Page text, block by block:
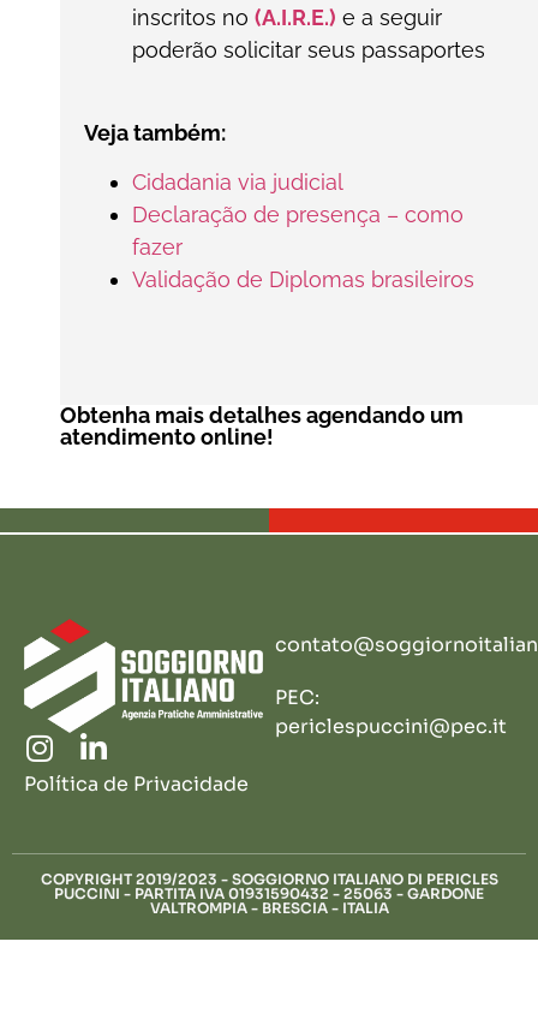
inscritos no (A.I.R.E.) e a seguir
poderão solicitar seus passaportes
Veja também:
Cidadania via judicial
Declaração de presença – como
fazer
Validação de Diplomas brasileiros
Obtenha mais detalhes agendando um
atendimento online!
Política de Privacidade
PEC:
periclespuccini@pec.it
COPYRIGHT 2019/2023 - SOGGIORNO ITALIANO DI PERICLES
PUCCINI - PARTITA IVA 01931590432 - 25063 - GARDONE
VALTROMPIA - BRESCIA - ITALIA